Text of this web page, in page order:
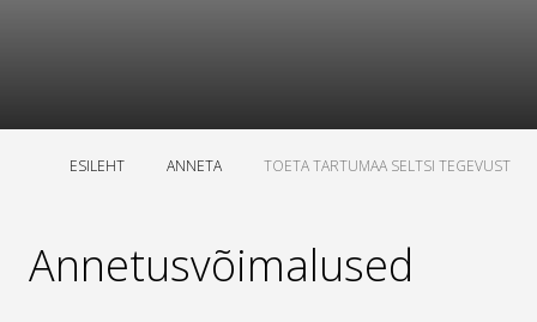
ESILEHT ANNETA TOETA TARTUMAA SELTSI TEGEVUST
Annetusvõimalused